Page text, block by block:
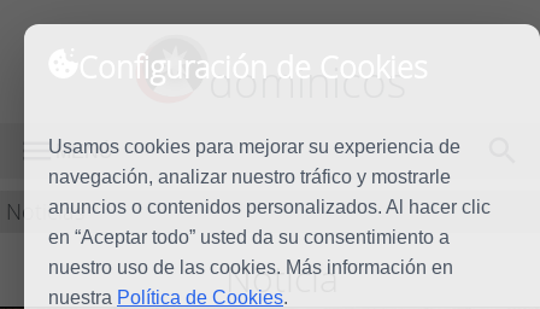
Configuración de Cookies
Usamos cookies para mejorar su experiencia de
navegación, analizar nuestro tráfico y mostrarle
anuncios o contenidos personalizados. Al hacer clic
en “Aceptar todo” usted da su consentimiento a
nuestro uso de las cookies. Más información en
nuestra Política de Cookies.
dominicos
MENÚ
Noticias
Noticia